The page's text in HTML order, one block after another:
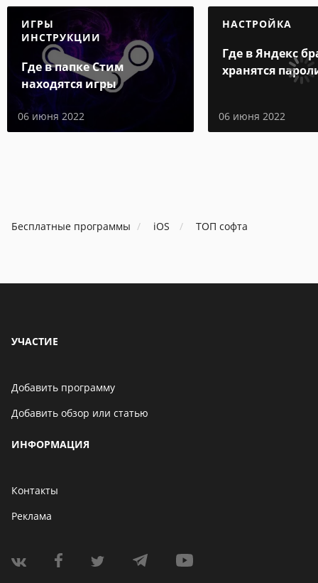
ИГРЫ
ИНСТРУКЦИИ
Где в папке Стим
находятся игры
06 июня 2022
НАСТРОЙКА
Где в Яндекс
хранятся
06 июня 2022
Бесплатные программы iOS ТОП софта
УЧАСТИЕ
Добавить программу
Добавить обзор или статью
ИНФОРМАЦИЯ
Контакты
Реклама